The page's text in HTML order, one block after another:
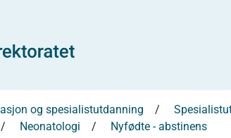
og spesialistutdanning
Neonatologi Nyfødte - abstinens